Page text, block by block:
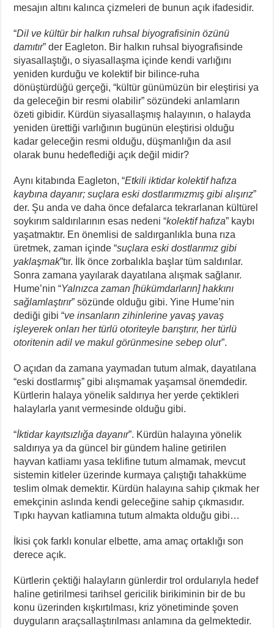
mesajın altını kalınca çizmeleri de bunun açık ifadesidir.
“Dil ve kültür bir halkın ruhsal biyografisinin özünü
damıtır” der Eagleton. Bir halkın ruhsal biyografisinde
siyasallaştığı, o siyasallaşma içinde kendi varlığını
yeniden kurduğu ve kolektif bir bilince-ruha
dönüştürdüğü gerçeği, “kültür günümüzün bir eleştirisi ya
da geleceğin bir resmi olabilir” sözündeki anlamların
özeti gibidir. Kürdün siyasallaşmış halayının, o halayda
yeniden ürettiği varlığının bugünün eleştirisi olduğu
kadar geleceğin resmi olduğu, düşmanlığın da asıl
olarak bunu hedeflediği açık değil midir?
Aynı kitabında Eagleton, “Etkili iktidar kolektif hafıza
kaybına dayanır; suçlara eski dostlarımızmış gibi alışırız”
der. Şu anda ve daha önce defalarca tekrarlanan kültürel
soykırım saldırılarının esas nedeni “kolektif hafıza” kaybı
yaşatmaktır. En önemlisi de saldırganlıkla buna rıza
üretmek, zaman içinde “suçlara eski dostlarımız gibi
yaklaşmak”tır. İlk önce zorbalıkla başlar tüm saldırılar.
Sonra zamana yayılarak dayatılana alışmak sağlanır.
Hume’nin “Yalnızca zaman [hükümdarların] hakkını
sağlamlaştırır” sözünde olduğu gibi. Yine Hume’nin
dediği gibi “ve insanların zihinlerine yavaş yavaş
işleyerek onları her türlü otoriteyle barıştırır, her türlü
otoritenin adil ve makul görünmesine sebep olur”.
O açıdan da zamana yaymadan tutum almak, dayatılana
“eski dostlarmış” gibi alışmamak yaşamsal önemdedir.
Kürtlerin halaya yönelik saldırıya her yerde çektikleri
halaylarla yanıt vermesinde olduğu gibi.
“İktidar kayıtsızlığa dayanır”. Kürdün halayına yönelik
saldırıya ya da güncel bir gündem haline getirilen
hayvan katliamı yasa teklifine tutum almamak, mevcut
sistemin kitleler üzerinde kurmaya çalıştığı tahakküme
teslim olmak demektir. Kürdün halayına sahip çıkmak her
emekçinin aslında kendi geleceğine sahip çıkmasıdır.
Tıpkı hayvan katliamına tutum almakta olduğu gibi…
İkisi çok farklı konular elbette, ama amaç ortaklığı son
derece açık.
Kürtlerin çektiği halayların günlerdir trol ordularıyla hedef
haline getirilmesi tarihsel gericilik birikiminin bir de bu
konu üzerinden kışkırtılması, kriz yönetiminde şoven
duyguların araçsallaştırılması anlamına da gelmektedir.